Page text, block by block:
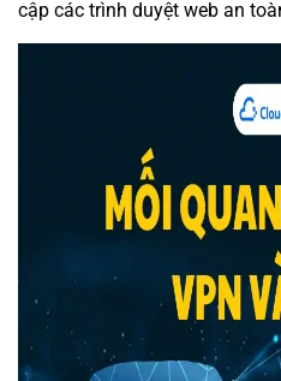
cập các trình duyệt web an